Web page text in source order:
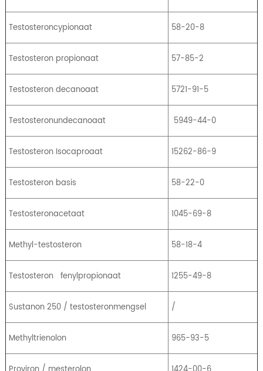
Testosteroncypionaat 58-20-8
Testosteron propionaat 57-85-2
Testosteron decanoaat 5721-91-5
Testosteronundecanoaat 5949-44-0
Testosteron Isocaproaat 15262-86-9
Testosteron basis 58-22-0
Testosteronacetaat 1045-69-8
Methyl-testosteron 58-18-4
Testosteron fenylpropionaat 1255-49-8
Sustanon 250 / testosteronmengsel /
Methyltrienolon 965-93-5